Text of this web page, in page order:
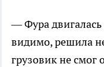
— Фура
видимо, решила
грузовик не смог